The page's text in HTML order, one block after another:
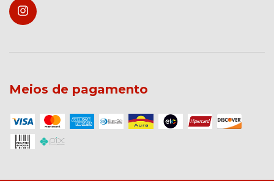
Meios de pagamento